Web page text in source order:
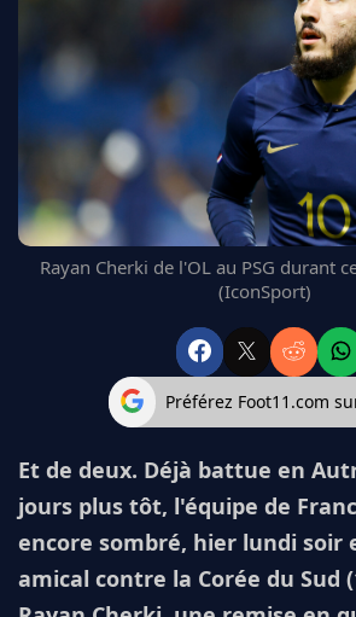
REAL MADRID
FC BARCELONE
MANCHESTER UNITED
CHELSEA
ARSENAL
L'AVIS DE LA RÉDAC'
Rayan Cherki de l'OL au PSG durant
(IconSport)
Préférez Foot11.com
Et de deux. Déjà battue en
jours plus tôt, l'équipe de
encore sombré, hier lundi soir
amical contre la Corée du Sud